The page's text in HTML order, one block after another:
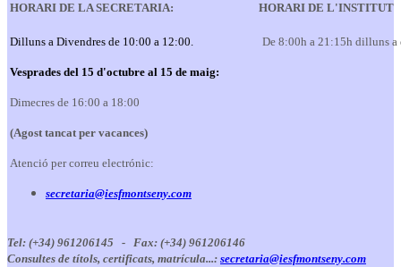
HORARI DE LA SECRETARIA: HORARI DE L'INSTITUT
Dilluns a Divendres de 10:00 a 12:00.
Vesprades del 15 d'octubre al 15 de maig:
Dimecres de 16:00 a 18:00
(Agost tancat per vacances)
Atenció per correu electrónic:
secretaria@iesfmontseny.com
De 8:00h a 21:15h dilluns a
Tel: (+34) 961206145 - Fax: (+34) 961206146
Consultes de títols, certificats, matrícula...: secretaria@iesfmontseny.com